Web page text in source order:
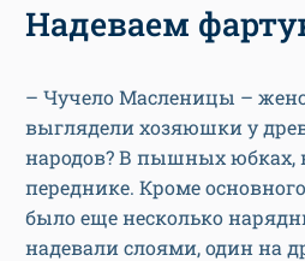
Надеваем
– Чучело Масленицы –
выглядели хозяюшки у
народов? В пышных юбках,
переднике. Кроме
было еще несколько
надевали слоями, один на